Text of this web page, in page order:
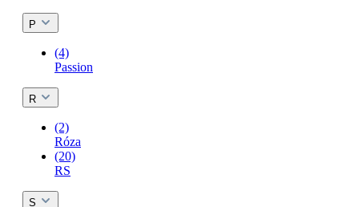
P
(4)
Passion
R
(2)
Róza
(20)
RS
S